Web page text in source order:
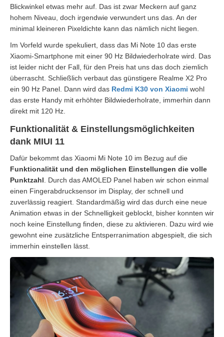
Blickwinkel etwas mehr auf. Das ist zwar Meckern auf ganz
hohem Niveau, doch irgendwie verwundert uns das. An der
minimal kleineren Pixeldichte kann das nämlich nicht liegen.
Im Vorfeld wurde spekuliert, dass das Mi Note 10 das erste
Xiaomi-Smartphone mit einer 90 Hz Bildwiederholrate wird. Das
ist leider nicht der Fall, für den Preis hat uns das doch ziemlich
überrascht. Schließlich verbaut das günstigere Realme X2 Pro
ein 90 Hz Panel. Dann wird das Redmi K30 von Xiaomi wohl
das erste Handy mit erhöhter Bildwiederholrate, immerhin dann
direkt mit 120 Hz.
Funktionalität & Einstellungsmöglichkeiten
dank MIUI 11
Dafür bekommt das Xiaomi Mi Note 10 im Bezug auf die
Funktionalität und den möglichen Einstellungen die volle
Punktzahl . Durch das AMOLED Panel haben wir schon einmal
einen Fingerabdrucksensor im Display, der schnell und
zuverlässig reagiert. Standardmäßig wird das durch eine neue
Animation etwas in der Schnelligkeit geblockt, bisher konnten wir
noch keine Einstellung finden, diese zu aktivieren. Dazu wird wie
gewohnt eine zusätzliche Entsperranimation abgespielt, die sich
immerhin einstellen lässt.